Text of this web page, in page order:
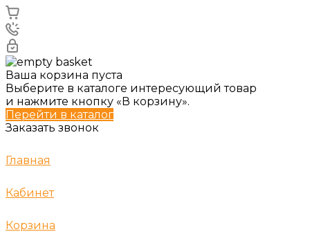
Ваша корзина пуста
Выберите в каталоге интересующий товар
и нажмите кнопку «В корзину».
Перейти в каталог
Заказать звонок
Главная
Кабинет
Корзина